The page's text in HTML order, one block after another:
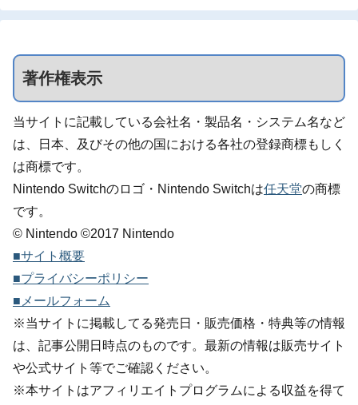
著作権表示
当サイトに記載している会社名・製品名・システム名など
は、日本、及びその他の国における各社の登録商標もしく
は商標です。
Nintendo Switchのロゴ・Nintendo Switchは任天堂の商標
です。
© Nintendo ©2017 Nintendo
■サイト概要
■プライバシーポリシー
■メールフォーム
※当サイトに掲載してる発売日・販売価格・特典等の情報
は、記事公開日時点のものです。最新の情報は販売サイト
や公式サイト等でご確認ください。
※本サイトはアフィリエイトプログラムによる収益を得て